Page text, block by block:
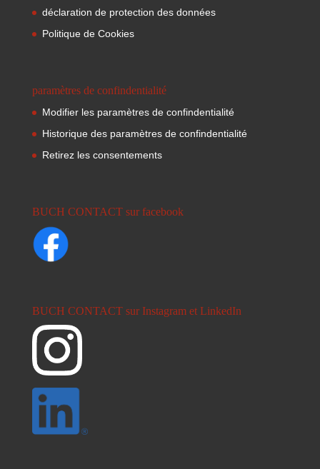
déclaration de protection des données
Politique de Cookies
paramètres de confindentialité
Modifier les paramètres de confindentialité
Historique des paramètres de confindentialité
Retirez les consentements
BUCH CONTACT sur facebook
BUCH CONTACT sur Instagram et LinkedIn